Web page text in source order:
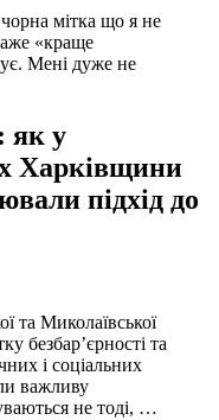
мітка що я не
«краще
Мені дуже не
як у
Харківщини
підхід до
та Миколаївської
безбар’єрності та
і соціальних
важливу
не тоді, …